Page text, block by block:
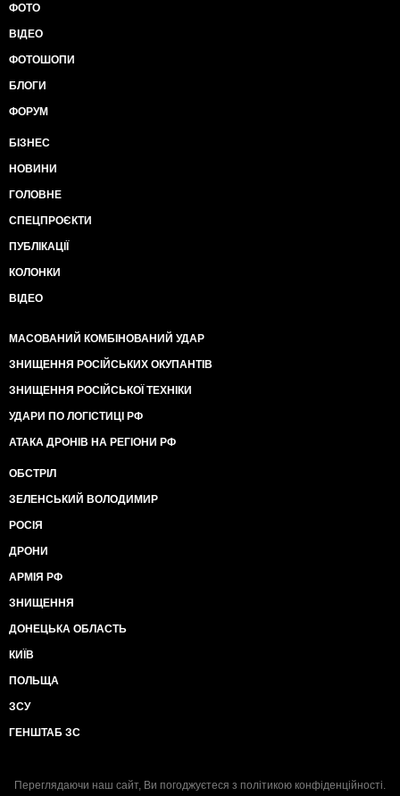
ФОТО
ВІДЕО
ФОТОШОПИ
БЛОГИ
ФОРУМ
БІЗНЕС
НОВИНИ
ГОЛОВНЕ
СПЕЦПРОЄКТИ
ПУБЛІКАЦІЇ
КОЛОНКИ
ВІДЕО
МАСОВАНИЙ КОМБІНОВАНИЙ УДАР
ЗНИЩЕННЯ РОСІЙСЬКИХ ОКУПАНТІВ
ЗНИЩЕННЯ РОСІЙСЬКОЇ ТЕХНІКИ
УДАРИ ПО ЛОГІСТИЦІ РФ
АТАКА ДРОНІВ НА РЕГІОНИ РФ
ОБСТРІЛ
ЗЕЛЕНСЬКИЙ ВОЛОДИМИР
РОСІЯ
ДРОНИ
АРМІЯ РФ
ЗНИЩЕННЯ
ДОНЕЦЬКА ОБЛАСТЬ
КИЇВ
ПОЛЬЩА
ЗСУ
ГЕНШТАБ ЗС
Переглядаючи наш сайт, Ви погоджуєтеся з політикою конфіденційності.